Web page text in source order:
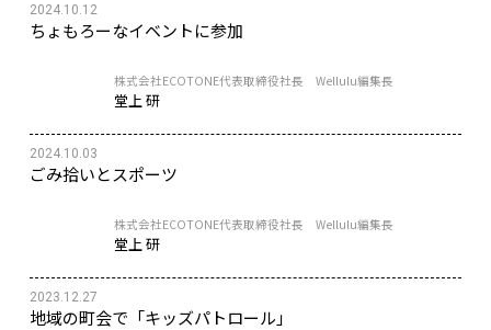
2024.10.12
ちょもろーなイベントに参加
株式会社ECOTONE代表取締役社長 Wellulu編集長
堂上 研
2024.10.03
ごみ拾いとスポーツ
株式会社ECOTONE代表取締役社長 Wellulu編集長
堂上 研
2023.12.27
地域の町会で「キッズパトロール」